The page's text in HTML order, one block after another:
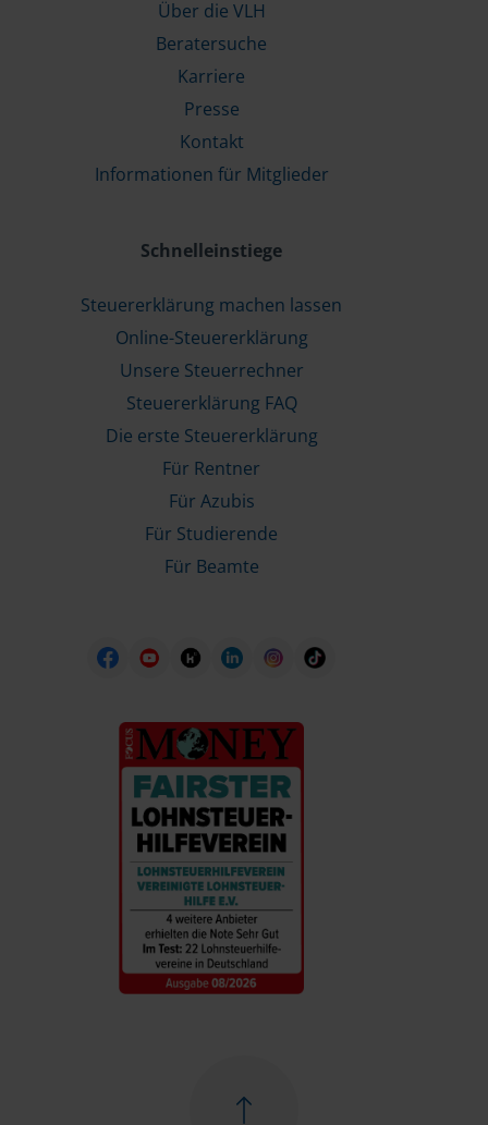
Über die VLH
Beratersuche
Karriere
Presse
Kontakt
Informationen für Mitglieder
Schnelleinstiege
Steuererklärung machen lassen
Online-Steuererklärung
Unsere Steuerrechner
Steuererklärung FAQ
Die erste Steuererklärung
Für Rentner
Für Azubis
Für Studierende
Für Beamte